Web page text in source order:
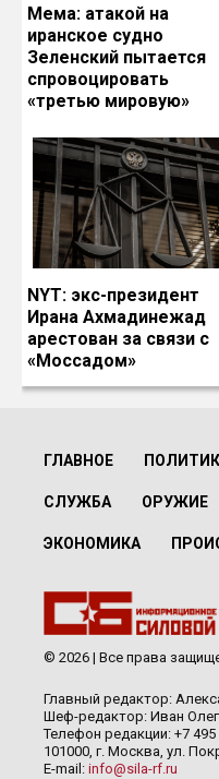
Мема: атакой на
иранское судно
Зеленский пытается
спровоцировать
«третью мировую»
NYT: экс-президент
Ирана Ахмадинежад
арестован за связи с
«Моссадом»
ГЛАВНОЕ
СЛУЖБА ОРУЖИЕ
ЭКОНОМИКА
© 2026 | Все права
Главный редактор:
Шеф-редактор: Иван
Телефон редакции: +7 495
101000, г. Москва, ул.
E-mail: info@sila-rf.ru